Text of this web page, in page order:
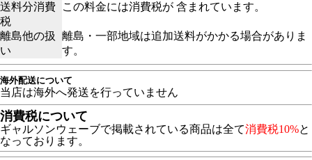
送料分消費
税
この料金には消費税が 含まれています。
離島他の扱
い
離島・一部地域は追加送料がかかる場合がありま
す。
海外配送について
当店は海外へ発送を行っていません
消費税について
ギャルソンウェーブで掲載されている商品は全て消費税10%と
なっております。